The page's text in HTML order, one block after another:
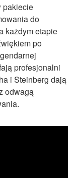
pakiecie
do
każdym etapie
po
profesjonalni
i Steinberg dają
odwagą